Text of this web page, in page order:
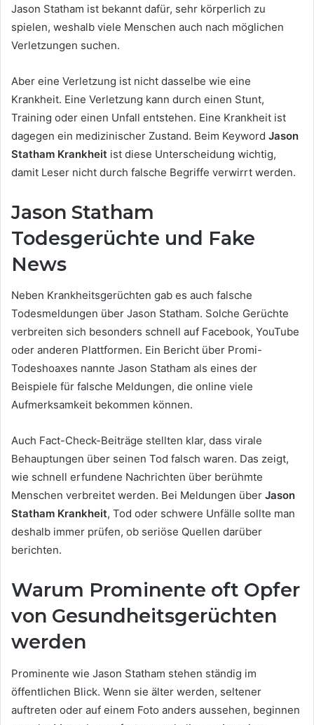
Jason Statham ist bekannt dafür, sehr körperlich zu
spielen, weshalb viele Menschen auch nach möglichen
Verletzungen suchen.
Aber eine Verletzung ist nicht dasselbe wie eine
Krankheit. Eine Verletzung kann durch einen Stunt,
Training oder einen Unfall entstehen. Eine Krankheit ist
dagegen ein medizinischer Zustand. Beim Keyword Jason
Statham Krankheit ist diese Unterscheidung wichtig,
damit Leser nicht durch falsche Begriffe verwirrt werden.
Jason Statham
Todesgerüchte und Fake
News
Neben Krankheitsgerüchten gab es auch falsche
Todesmeldungen über Jason Statham. Solche Gerüchte
verbreiten sich besonders schnell auf Facebook, YouTube
oder anderen Plattformen. Ein Bericht über Promi-
Todeshoaxes nannte Jason Statham als eines der
Beispiele für falsche Meldungen, die online viele
Aufmerksamkeit bekommen können.
Auch Fact-Check-Beiträge stellten klar, dass virale
Behauptungen über seinen Tod falsch waren. Das zeigt,
wie schnell erfundene Nachrichten über berühmte
Menschen verbreitet werden. Bei Meldungen über Jason
Statham Krankheit, Tod oder schwere Unfälle sollte man
deshalb immer prüfen, ob seriöse Quellen darüber
berichten.
Warum Prominente oft Opfer
von Gesundheitsgerüchten
werden
Prominente wie Jason Statham stehen ständig im
öffentlichen Blick. Wenn sie älter werden, seltener
auftreten oder auf einem Foto anders aussehen, beginnen